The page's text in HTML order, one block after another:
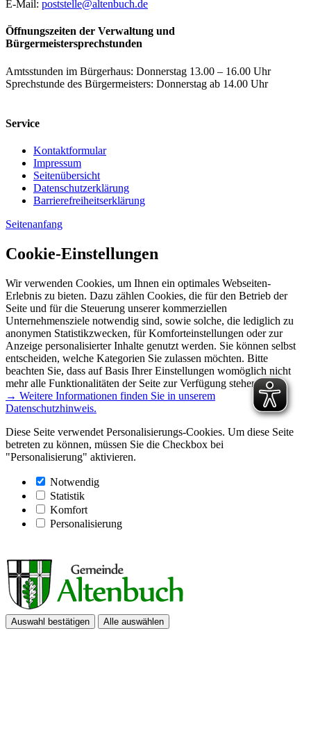
E-Mail: poststelle@altenbuch.de
Öffnungszeiten der Verwaltung und
Bürgermeistersprechstunden
Amtsstunden im Bürgerhaus: Donnerstag 13.00 – 16.00 Uhr
Sprechstunde des Bürgermeisters: Donnerstag ab 14.00 Uhr
Service
Kontaktformular
Impressum
Seitenübersicht
Datenschutzerklärung
Barrierefreiheitserklärung
Seitenanfang
Cookie-Einstellungen
Wir verwenden Cookies, um Ihnen ein optimales Webseiten-
Erlebnis zu bieten. Dazu zählen Cookies, die für den Betrieb der
Seite und für die Steuerung unserer kommerziellen
Unternehmensziele notwendig sind, sowie solche, die lediglich zu
anonymen Statistikzwecken, für Komforteinstellungen oder zur
Anzeige personalisierter Inhalte genutzt werden. Sie können selbst
entscheiden, welche Kategorien Sie zulassen möchten. Bitte
beachten Sie, dass auf Basis Ihrer Einstellungen womöglich nicht
mehr alle Funktionalitäten der Seite zur Verfügung stehen.
→ Weitere Informationen finden Sie in unserem
Datenschutzhinweis.
Diese Seite verwendet Personalisierungs-Cookies. Um diese Seite
betreten zu können, müssen Sie die Checkbox bei
"Personalisierung" aktivieren.
Notwendig
Statistik
Komfort
Personalisierung
Auswahl bestätigen Alle auswählen